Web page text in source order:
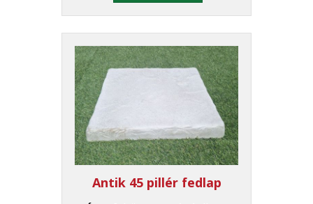
Antik 45 pillér fedlap